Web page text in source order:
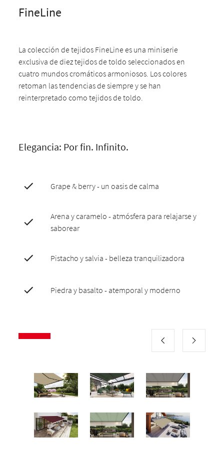
FineLine
La colección de tejidos FineLine es una miniserie
exclusiva de diez tejidos de toldo seleccionados en
cuatro mundos cromáticos armoniosos. Los colores
retoman las tendencias de siempre y se han
reinterpretado como tejidos de toldo.
Elegancia: Por fin. Infinito.
Grape & berry - un oasis de calma
Arena y caramelo - atmósfera para relajarse y
saborear
Pistacho y salvia - belleza tranquilizadora
Piedra y basalto - atemporal y moderno